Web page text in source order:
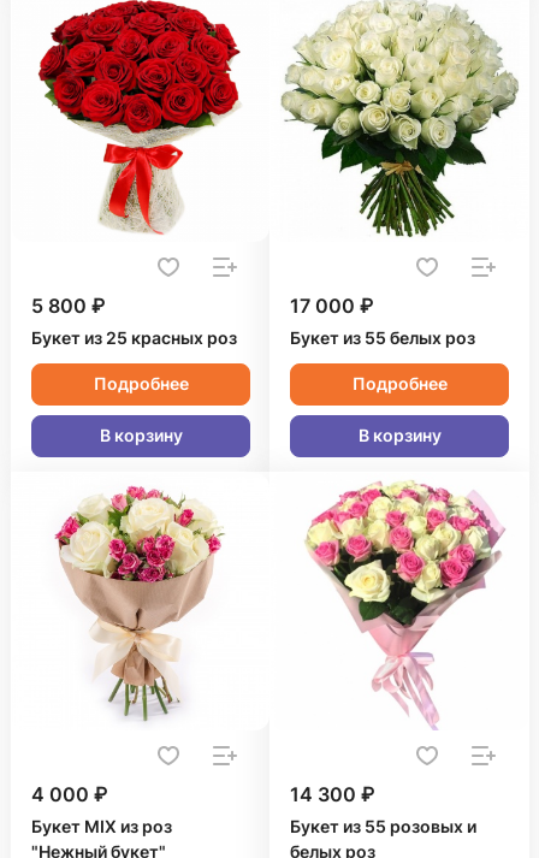
5 800 ₽
Букет из 25 красных роз
Подробнее
В корзину
17 000 ₽
Букет из 55 белых роз
Подробнее
В корзину
4 000 ₽
Букет MIX из роз
"Нежный букет"
14 300 ₽
Букет из 55 розовых и
белых роз